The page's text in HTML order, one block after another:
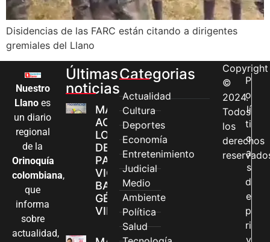
Disidencias de las FARC están citando a dirigentes
gremiales del Llano
Nuestro
Llano es
un diario
regional
de la
Orinoquía
colombiana,
que
informa
sobre
actualidad,
Últimas
noticias
MÁS MUJERES
ACCEDEN A
LOS CANALES
DE ATENCIÓN
PARA
VIOLENCIAS
BASADAS EN
GÉNERO EN
VILLAVICENCIO
Categorias
Actualidad
Cultura
Deportes
Economía
Entretenimiento
Judicial
Medio
Ambiente
Política
Salud
Copyright
©
2024.
Todos
los
derechos
P
o
lí
ti
c
a
s
d
e
p
ri